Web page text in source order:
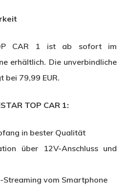
CAR 1 ist ab sofort im
erhältlich. Die unverbindliche
bei 79,99 EUR.
TOP CAR 1:
in bester Qualität
über 12V-Anschluss und
vom Smartphone